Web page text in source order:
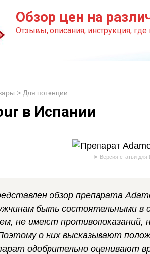
Обзор цен на
Отзывы, описания, инструкция, где
> Для потенции
в Испании
Версия статьи
обзор препарата
быть состоятельными в
не имеют противопоказаний,
о них высказывают
одобрительно оценивают